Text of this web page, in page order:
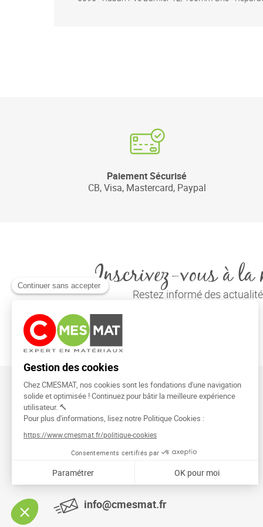
Paiement Sécurisé
CB, Visa, Mastercard, Paypal
Inscrivez-vous à la
Restez informé des
CMESMAT
91026 EVRY COURCOURONNES
info@cmesmat.fr